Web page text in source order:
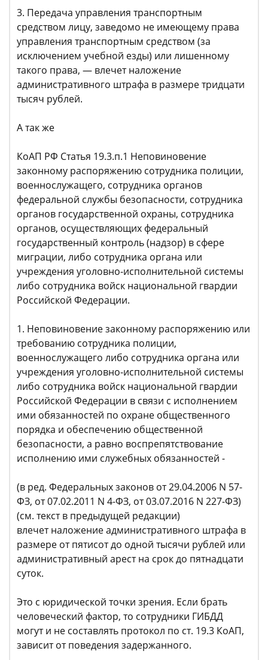
3. Передача управления транспортным
средством лицу, заведомо не имеющему права
управления транспортным средством (за
исключением учебной езды) или лишенному
такого права, — влечет наложение
административного штрафа в размере тридцати
тысяч рублей.
А так же
КоАП РФ Статья 19.3.п.1 Неповиновение
законному распоряжению сотрудника полиции,
военнослужащего, сотрудника органов
федеральной службы безопасности, сотрудника
органов государственной охраны, сотрудника
органов, осуществляющих федеральный
государственный контроль (надзор) в сфере
миграции, либо сотрудника органа или
учреждения уголовно-исполнительной системы
либо сотрудника войск национальной гвардии
Российской Федерации.
1. Неповиновение законному распоряжению или
требованию сотрудника полиции,
военнослужащего либо сотрудника органа или
учреждения уголовно-исполнительной системы
либо сотрудника войск национальной гвардии
Российской Федерации в связи с исполнением
ими обязанностей по охране общественного
порядка и обеспечению общественной
безопасности, а равно воспрепятствование
исполнению ими служебных обязанностей -
(в ред. Федеральных законов от 29.04.2006 N 57-
ФЗ, от 07.02.2011 N 4-ФЗ, от 03.07.2016 N 227-ФЗ)
(см. текст в предыдущей редакции)
влечет наложение административного штрафа в
размере от пятисот до одной тысячи рублей или
административный арест на срок до пятнадцати
суток.
Это с юридической точки зрения. Если брать
человеческий фактор, то сотрудники ГИБДД
могут и не составлять протокол по ст. 19.3 КоАП,
зависит от поведения задержанного.